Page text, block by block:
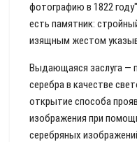
фотографию в 1822
есть памятник:
изящным жестом
Выдающаяся заслуга —
серебра в качестве
открытие способа
изображения при
серебряных